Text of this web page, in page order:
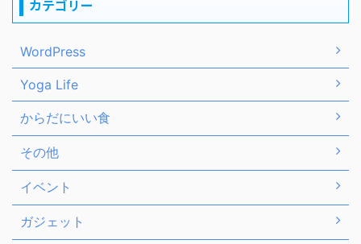
カテゴリー
WordPress
Yoga Life
からだにいい食
その他
イベント
ガジェット